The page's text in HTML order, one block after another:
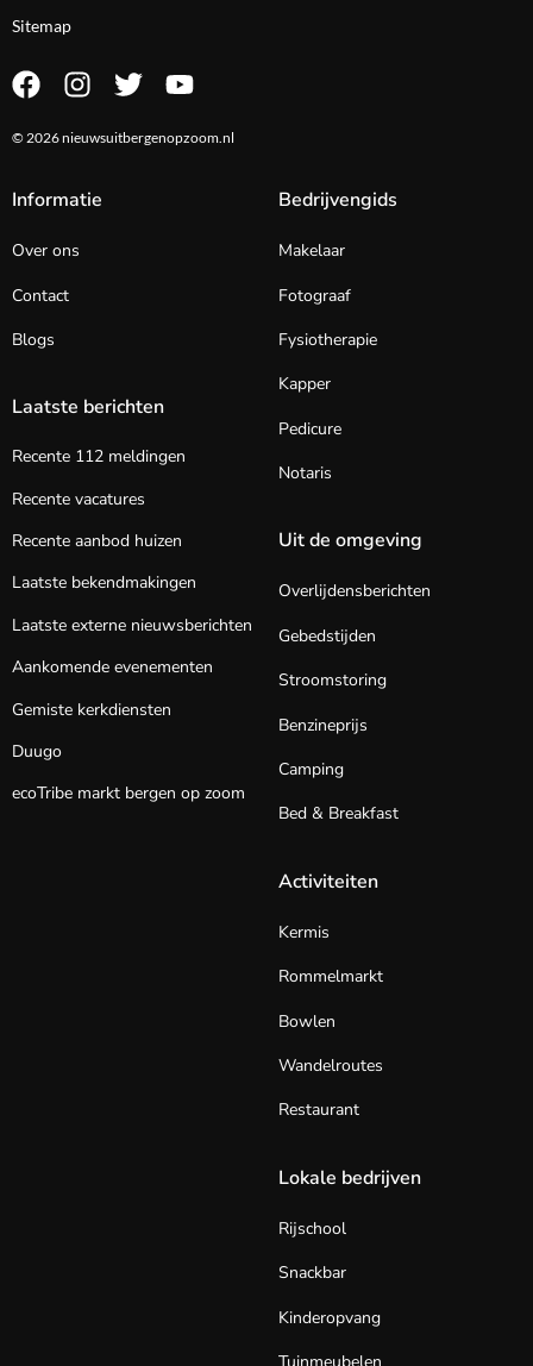
Sitemap
© 2026 nieuwsuitbergenopzoom.nl
Informatie
Over ons
Contact
Blogs
Laatste berichten
Recente 112 meldingen
Recente vacatures
Recente aanbod huizen
Laatste bekendmakingen
Laatste externe nieuwsberichten
Aankomende evenementen
Gemiste kerkdiensten
Duugo
ecoTribe markt bergen op zoom
Bedrijvengids
Makelaar
Fotograaf
Fysiotherapie
Kapper
Pedicure
Notaris
Uit de omgeving
Overlijdensberichten
Gebedstijden
Stroomstoring
Benzineprijs
Camping
Bed & Breakfast
Activiteiten
Kermis
Rommelmarkt
Bowlen
Wandelroutes
Restaurant
Lokale bedrijven
Rijschool
Snackbar
Kinderopvang